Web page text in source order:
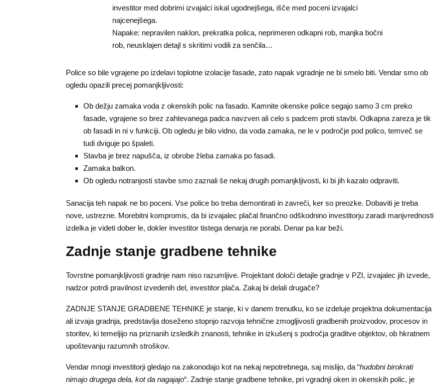
investitor med dobrimi izvajalci iskal ugodnejšega, išče med poceni izvajalci
najcenejšega.
Napake: nepravilen naklon, prekratka polica, neprimeren odkapni rob, manjka bočni
rob, neusklajen detajl s skritimi vodili za senčila…
Police so bile vgrajene po izdelavi toplotne izolacije fasade, zato napak vgradnje ne bi smelo biti. Vendar smo ob
ogledu opazili precej pomanjkljivosti:
Ob dežju zamaka voda z okenskih polic na fasado. Kamnite okenske police segajo samo 3 cm preko
fasade, vgrajene so brez zahtevanega padca navzven ali celo s padcem proti stavbi. Odkapna zareza je tik
ob fasadi in ni v funkciji. Ob ogledu je bilo vidno, da voda zamaka, ne le v področje pod polico, temveč se
tudi dviguje po špaleti.
Stavba je brez napušča, iz obrobe žleba zamaka po fasadi.
Zamaka balkon.
Ob ogledu notranjosti stavbe smo zaznali še nekaj drugih pomanjkljivosti, ki bi jih kazalo odpraviti.
Sanacija teh napak ne bo poceni. Vse police bo treba demontirati in zavreči, ker so preozke. Dobaviti je treba
nove, ustrezne. Morebitni kompromis, da bi izvajalec plačal finančno odškodnino investitorju zaradi manjvrednosti
izdelka je videti dober le, dokler investitor tistega denarja ne porabi. Denar pa kar beži.
Zadnje stanje gradbene tehnike
Tovrstne pomanjkljivosti gradnje nam niso razumljive. Projektant določi detajle gradnje v PZI, izvajalec jih izvede,
nadzor potrdi pravilnost izvedenih del, investitor plača. Zakaj bi delali drugače?
ZADNJE STANJE GRADBENE TEHNIKE je stanje, ki v danem trenutku, ko se izdeluje projektna dokumentacija
ali izvaja gradnja, predstavlja doseženo stopnjo razvoja tehnične zmogljivosti gradbenih proizvodov, procesov in
storitev, ki temeljijo na priznanih izsledkih znanosti, tehnike in izkušenj s področja graditve objektov, ob hkratnem
upoštevanju razumnih stroškov.
Vendar mnogi investitorji gledajo na zakonodajo kot na nekaj nepotrebnega, saj mislijo, da “hudobni birokrati
nimajo drugega dela, kot da nagajajo“. Zadnje stanje gradbene tehnike, pri vgradnji oken in okenskih polic, je